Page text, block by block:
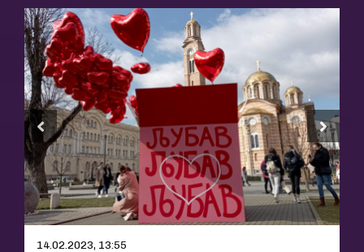
14.02.2023, 13:55